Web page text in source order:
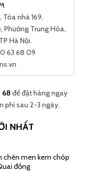
nhà 169,
Phường Trung Hòa,
Hà Nội.
63 68 09
68 để đặt hàng ngay
phí sau 2-3 ngày.
NHẤT
chén men kem chóp
đồng